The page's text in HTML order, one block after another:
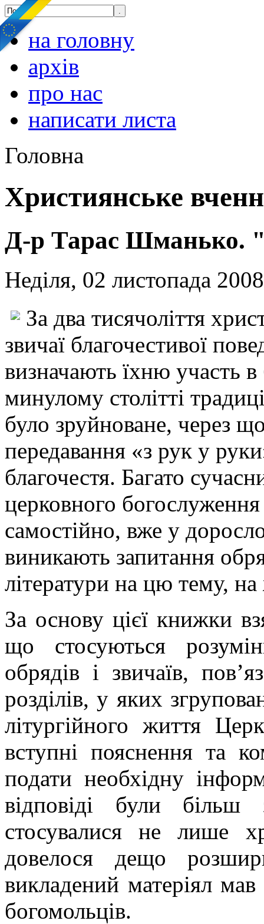
на головну
архів
про нас
написати листа
Головна
Християнське
Д-р Тарас Шманько.
Неділя, 02 листопада
За два тисячоліття
звичаї благочестивої
визначають їхню участь
минулому столітті
було зруйноване, через
передавання «з рук у
благочестя. Багато
церковного
самостійно, вже у
виникають запитання
літератури на цю тему,
За основу цієї книжки
що стосуються
обрядів і звичаїв,
розділів, у яких
літургійного життя
вступні пояснення та
подати необхідну
відповіді були більш
стосувалися не лише
довелося дещо
викладений матеріял
богомольців.